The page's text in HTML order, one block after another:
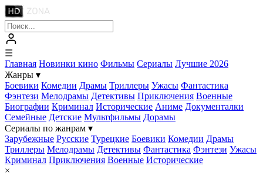
☰
Главная Новинки кино Фильмы Сериалы Лучшие 2026
Жанры ▾
Боевики Комедии Драмы Триллеры Ужасы Фантастика
Фэнтези Мелодрамы Детективы Приключения Военные
Биографии Криминал Исторические Аниме Документалки
Семейные Детские Мультфильмы Дорамы
Сериалы по жанрам ▾
Зарубежные Русские Турецкие Боевики Комедии Драмы
Триллеры Мелодрамы Детективы Фантастика Фэнтези Ужасы
Криминал Приключения Военные Исторические
×